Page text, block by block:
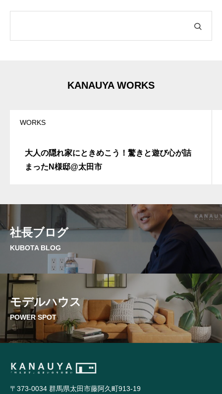
r
i
KANAUYA WORKS
WORKS
大人の隠れ家にときめこう！驚きと遊び心が詰
まったN様邸@太田市
社長ブログ
KUBOTA BLOG
モデルハウス
POWER SPOT
〒373-0034 群馬県太田市藤阿久町913-19